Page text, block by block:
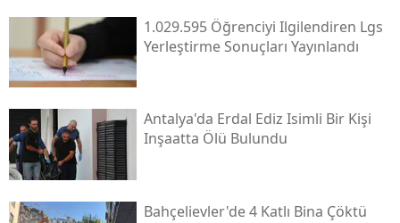
1.029.595 Öğrenciyi Ilgilendiren Lgs
Yerleştirme Sonuçları Yayınlandı
Antalya'da Erdal Ediz Isimli Bir Kişi
Inşaatta Ölü Bulundu
Bahçelievler'de 4 Katlı Bina Çöktü